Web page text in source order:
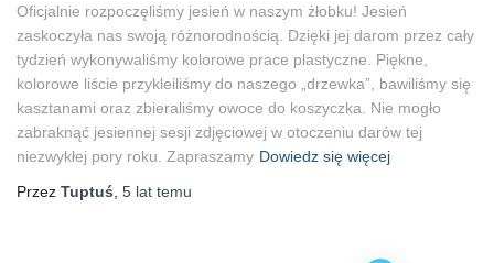
Oficjalnie rozpoczęliśmy jesień w naszym żłobku! Jesień
zaskoczyła nas swoją różnorodnością. Dzięki jej darom przez cały
tydzień wykonywaliśmy kolorowe prace plastyczne. Piękne,
kolorowe liście przykleiliśmy do naszego „drzewka”, bawiliśmy się
kasztanami oraz zbieraliśmy owoce do koszyczka. Nie mogło
zabraknąć jesiennej sesji zdjęciowej w otoczeniu darów tej
niezwykłej pory roku. Zapraszamy Dowiedz się więcej
Przez Tuptuś 5 lat temu